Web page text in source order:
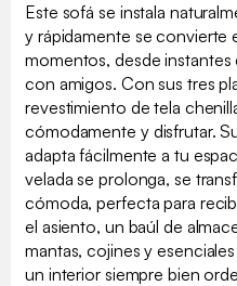
Este sofá se instala
y rápidamente se convierte
momentos, desde instantes
con amigos. Con sus tres
revestimiento de tela
cómodamente y disfrutar.
adapta fácilmente a tu
velada se prolonga, se
cómoda, perfecta para
el asiento, un baúl de
mantas, cojines y
un interior siempre bien